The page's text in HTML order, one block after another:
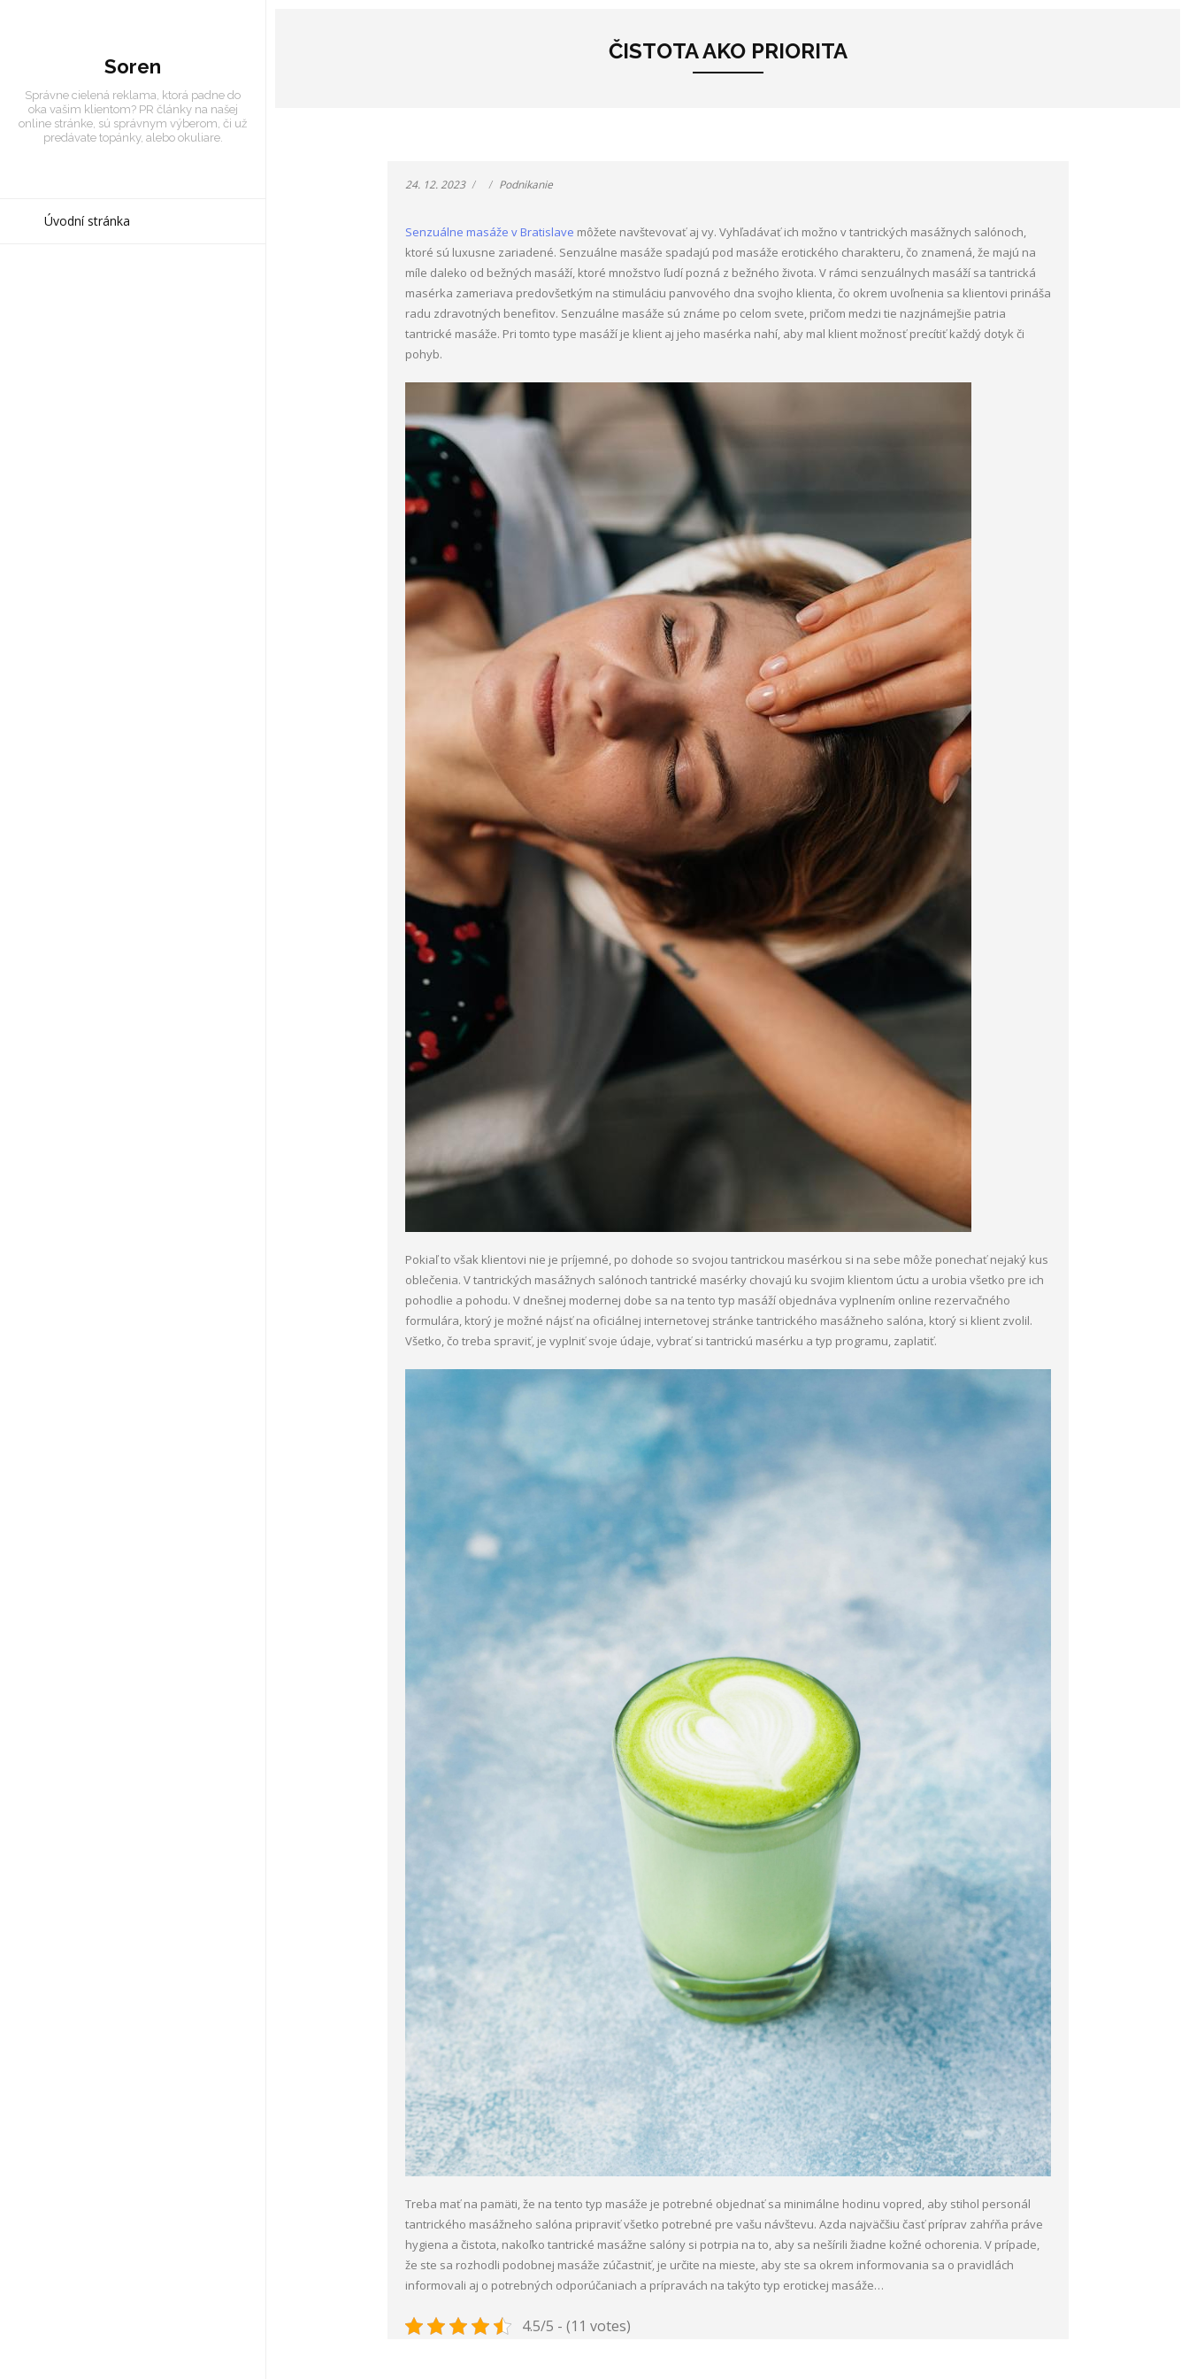
Soren
Správne cielená reklama, ktorá padne do
oka vašim klientom? PR články na našej
online stránke, sú správnym výberom, či už
predávate topánky, alebo okuliare.
Úvodní stránka
ČISTOTA AKO PRIORITA
24. 12. 2023 Podnikanie
Senzuálne masáže v Bratislave môžete navštevovať aj vy. Vyhľadávať ich možno v tantrických masážnych salónoch,
ktoré sú luxusne zariadené. Senzuálne masáže spadajú pod masáže erotického charakteru, čo znamená, že majú na
míle daleko od bežných masáží, ktoré množstvo ľudí pozná z bežného života. V rámci senzuálnych masáží sa tantrická
masérka zameriava predovšetkým na stimuláciu panvového dna svojho klienta, čo okrem uvoľnenia sa klientovi prináša
radu zdravotných benefitov. Senzuálne masáže sú známe po celom svete, pričom medzi tie nazjnámejšie patria
tantrické masáže. Pri tomto type masáží je klient aj jeho masérka nahí, aby mal klient možnosť precítiť každý dotyk či
pohyb.
Pokiaľ to však klientovi nie je príjemné, po dohode so svojou tantrickou masérkou si na sebe môže ponechať nejaký kus
oblečenia. V tantrických masážnych salónoch tantrické masérky chovajú ku svojim klientom úctu a urobia všetko pre ich
pohodlie a pohodu. V dnešnej modernej dobe sa na tento typ masáží objednáva vyplnením online rezervačného
formulára, ktorý je možné nájsť na oficiálnej internetovej stránke tantrického masážneho salóna, ktorý si klient zvolil.
Všetko, čo treba spraviť, je vyplniť svoje údaje, vybrať si tantrickú masérku a typ programu, zaplatiť.
Treba mať na pamäti, že na tento typ masáže je potrebné objednať sa minimálne hodinu vopred, aby stihol personál
tantrického masážneho salóna pripraviť všetko potrebné pre vašu návštevu. Azda najväčšiu časť príprav zahŕňa práve
hygiena a čistota, nakoľko tantrické masážne salóny si potrpia na to, aby sa nešírili žiadne kožné ochorenia. V prípade,
že ste sa rozhodli podobnej masáže zúčastniť, je určite na mieste, aby ste sa okrem informovania sa o pravidlách
informovali aj o potrebných odporúčaniach a prípravách na takýto typ erotickej masáže…
4.5/5 - (11 votes)